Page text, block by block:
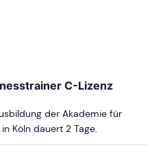
C-Lizenz
der Akademie für
Köln dauert 2 Tage.